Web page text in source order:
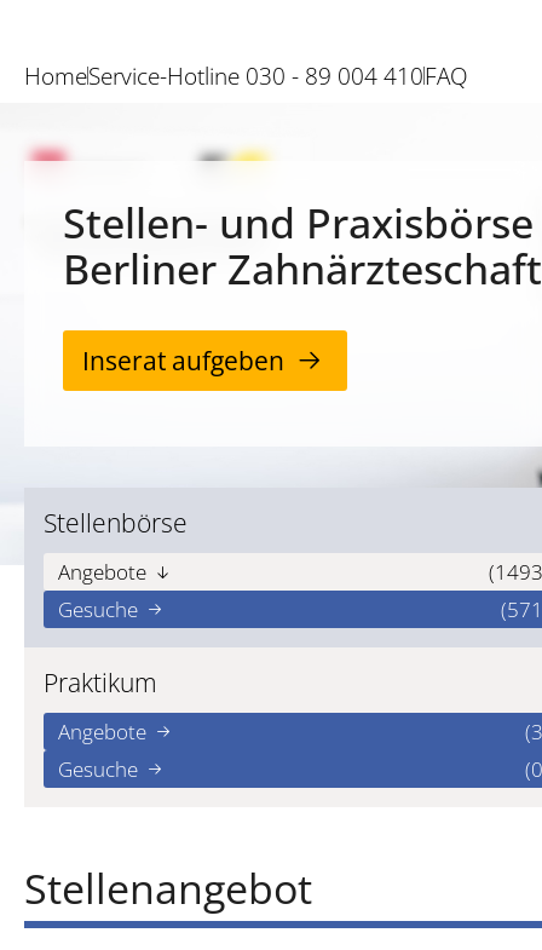
HomeService-Hotline 030 - 89 004 410FAQ
Stellen- und
Berliner Zahnärzteschaft
Inserat aufgeben
Stellenbörse
Angebote
Gesuche
Praktikum
Angebote
Gesuche
Stellenangebot